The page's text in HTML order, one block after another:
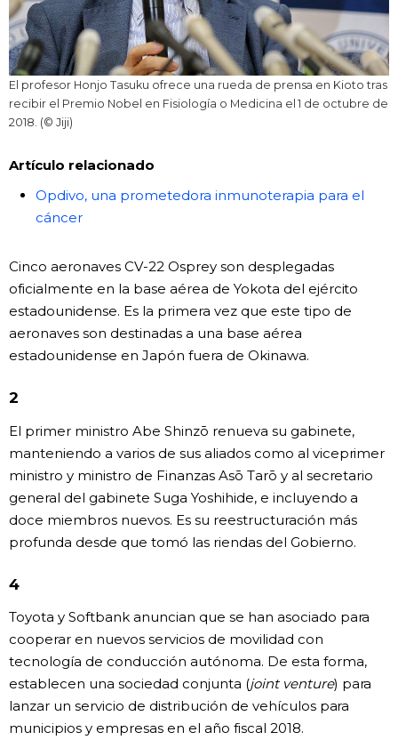
El profesor Honjo Tasuku ofrece una rueda de prensa en Kioto tras
recibir el Premio Nobel en Fisiología o Medicina el 1 de octubre de
2018. (© Jiji)
Artículo relacionado
Opdivo, una prometedora inmunoterapia para el
cáncer
Cinco aeronaves CV-22 Osprey son desplegadas
oficialmente en la base aérea de Yokota del ejército
estadounidense. Es la primera vez que este tipo de
aeronaves son destinadas a una base aérea
estadounidense en Japón fuera de Okinawa.
2
El primer ministro Abe Shinzō renueva su gabinete,
manteniendo a varios de sus aliados como al viceprimer
ministro y ministro de Finanzas Asō Tarō y al secretario
general del gabinete Suga Yoshihide, e incluyendo a
doce miembros nuevos. Es su reestructuración más
profunda desde que tomó las riendas del Gobierno.
4
Toyota y Softbank anuncian que se han asociado para
cooperar en nuevos servicios de movilidad con
tecnología de conducción autónoma. De esta forma,
establecen una sociedad conjunta (joint venture) para
lanzar un servicio de distribución de vehículos para
municipios y empresas en el año fiscal 2018.